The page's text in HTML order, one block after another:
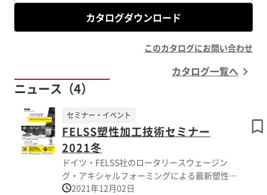
カタログダウンロード
このカタログにお問い合わせ
カタログ一覧へ
ニュース（4）
FELSS塑性加工技術セミナー
2021冬
セミナー・イベント
ドイツ・FELSS社のロータリースウェージン
グ・アキシャルフォーミングによる最新塑性加
工技術の公開ウェビナーを開催！ 本セミナー
2021年12月02日